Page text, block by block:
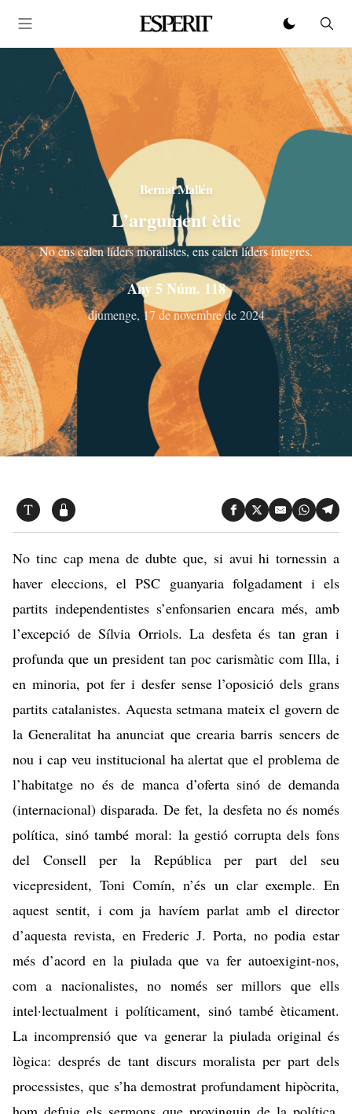
Bernat Mallén
L’argument ètic
No ens calen líders moralistes, ens calen líders íntegres.
Any 5 Núm. 118
diumenge, 17 de novembre de 2024
No tinc cap mena de dubte que, si avui hi tornessin a
haver eleccions, el PSC guanyaria folgadament i els
partits independentistes s’enfonsarien encara més, amb
l’excepció de Sílvia Orriols. La desfeta és tan gran i
profunda que un president tan poc carismàtic com Illa, i
en minoria, pot fer i desfer sense l’oposició dels grans
partits catalanistes. Aquesta setmana mateix el govern de
la Generalitat ha anunciat que crearia barris sencers de
nou i cap veu institucional ha alertat que el problema de
l’habitatge no és de manca d’oferta sinó de demanda
(internacional) disparada. De fet, la desfeta no és només
política, sinó també moral: la gestió corrupta dels fons
del Consell per la República per part del seu
vicepresident, Toni Comín, n’és un clar exemple. En
aquest sentit, i com ja havíem parlat amb el director
d’aquesta revista, en Frederic J. Porta, no podia estar
més d’acord en lapiuladaque va fer autoexigint-nos,
com a nacionalistes, no només ser millors que ells
intel·lectualment i políticament, sinó també èticament.
La incomprensió que va generar la piulada original és
lògica: després de tant discurs moralista per part dels
processistes, que s’ha demostrat profundament hipòcrita,